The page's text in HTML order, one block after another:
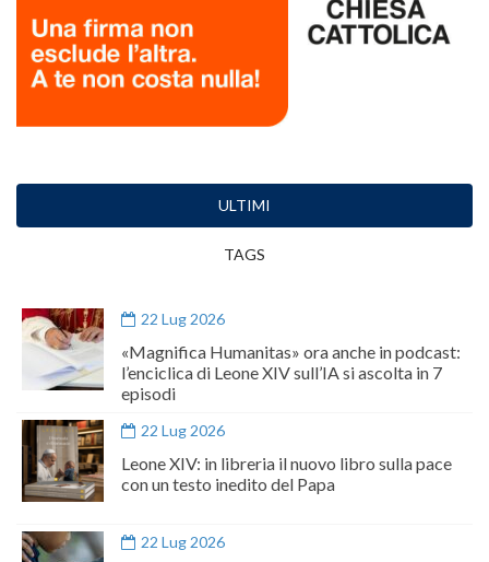
ULTIMI
TAGS
22 Lug 2026
«Magnifica Humanitas» ora anche in podcast:
l’enciclica di Leone XIV sull’IA si ascolta in 7
episodi
22 Lug 2026
Leone XIV: in libreria il nuovo libro sulla pace
con un testo inedito del Papa
22 Lug 2026